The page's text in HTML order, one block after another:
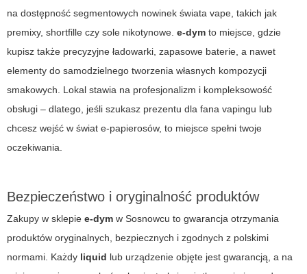
na dostępność segmentowych nowinek świata vape, takich jak
premixy, shortfille czy sole nikotynowe. e-dym to miejsce, gdzie
kupisz także precyzyjne ładowarki, zapasowe baterie, a nawet
elementy do samodzielnego tworzenia własnych kompozycji
smakowych. Lokal stawia na profesjonalizm i kompleksowość
obsługi – dlatego, jeśli szukasz prezentu dla fana vapingu lub
chcesz wejść w świat e-papierosów, to miejsce spełni twoje
oczekiwania.
Bezpieczeństwo i oryginalność produktów
Zakupy w sklepie e-dym w Sosnowcu to gwarancja otrzymania
produktów oryginalnych, bezpiecznych i zgodnych z polskimi
normami. Każdy liquid lub urządzenie objęte jest gwarancją, a na